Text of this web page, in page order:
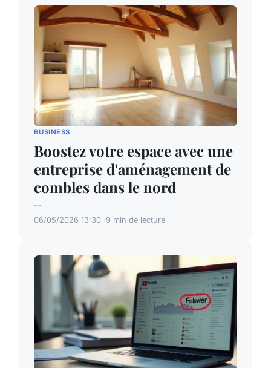
BUSINESS
Boostez votre espace avec une
entreprise d'aménagement de
combles dans le nord
...
06/05/2026 13:30 9 min de lecture